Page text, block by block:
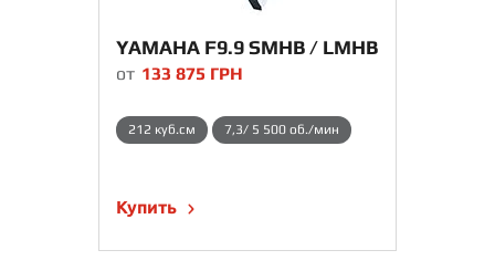
YAMAHA F9.9 SMHB / LMHB
от 133 875 ГРН
212 куб.см 7,3/ 5 500 об./мин
Купить